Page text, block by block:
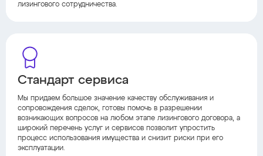
лизингового сотрудничества.
Стандарт сервиса
Мы придаем большое значение качеству обслуживания и
сопровождения сделок, готовы помочь в разрешении
возникающих вопросов на любом этапе лизингового договора, а
широкий перечень услуг и сервисов позволит упростить
процесс использования имущества и снизит риски при его
эксплуатации.